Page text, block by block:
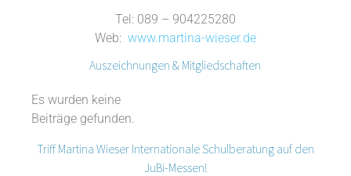
Tel: 089 – 904225280
Web: www.martina-wieser.de
Auszeichnungen & Mitgliedschaften
Es wurden keine
Beiträge gefunden.
Triff Martina Wieser Internationale Schulberatung auf den
JuBi-Messen!